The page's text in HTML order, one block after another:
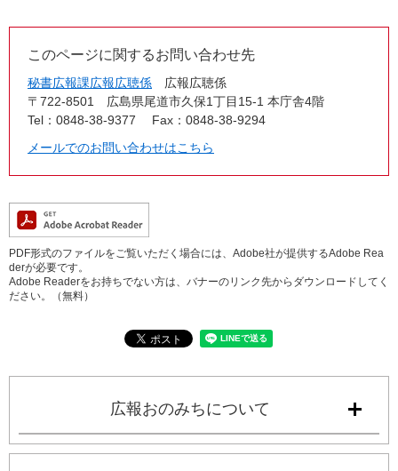
このページに関するお問い合わせ先
秘書広報課広報広聴係
広報広聴係
〒722-8501
広島県尾道市久保1丁目15-1 本庁舎4階
Tel：0848-38-9377
Fax：0848-38-9294
メールでのお問い合わせはこちら
PDF形式のファイルをご覧いただく場合には、Adobe社が提供するAdobe Rea
derが必要です。
Adobe Readerをお持ちでない方は、バナーのリンク先からダウンロードしてく
ださい。（無料）
広報おのみちについて